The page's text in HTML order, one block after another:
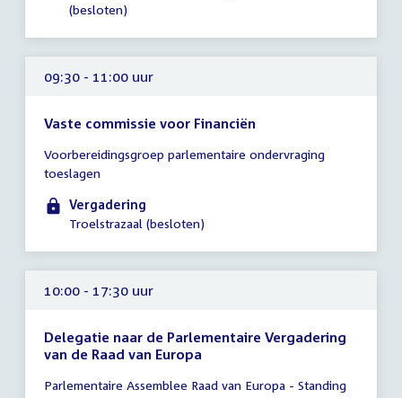
(besloten)
09:30 - 11:00 uur
Vaste commissie voor Financiën
vergadering
09:30
11:00
Voorbereidingsgroep parlementaire ondervraging
toeslagen
Vergadering
Troelstrazaal (besloten)
10:00 - 17:30 uur
Delegatie naar de Parlementaire Vergadering
van de Raad van Europa
vergadering
Parlementaire Assemblee Raad van Europa - Standing